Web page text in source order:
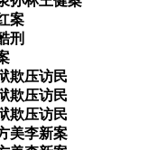
案
刑
欺压访民
欺压访民
欺压访民
美李新案